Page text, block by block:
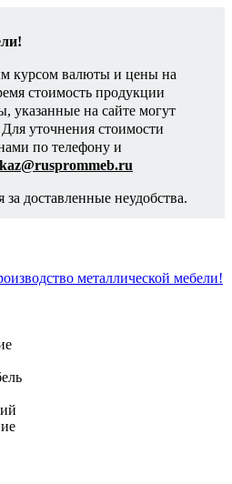
курсом валюты и цены на
стоимость продукции
указанные на сайте могут
уточнения стоимости
по телефону и
доставленные неудобства.